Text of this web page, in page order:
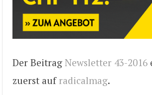
Der Beitrag Newsletter 43-2016
zuerst auf radicalmag.